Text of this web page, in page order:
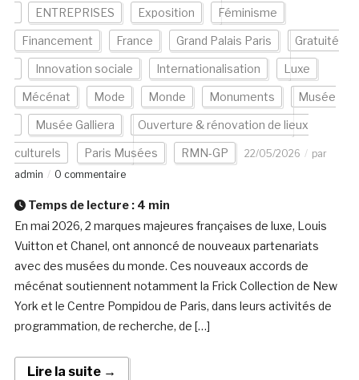
ENTREPRISES Exposition Féminisme
Financement France Grand Palais Paris Gratuité
Innovation sociale Internationalisation Luxe
Mécénat Mode Monde Monuments Musée
Musée Galliera Ouverture & rénovation de lieux
culturels Paris Musées RMN-GP 22/05/2026
par
admin
0 commentaire
Temps de lecture : 4 min
En mai 2026, 2 marques majeures françaises de luxe, Louis
Vuitton et Chanel, ont annoncé de nouveaux partenariats
avec des musées du monde. Ces nouveaux accords de
mécénat soutiennent notamment la Frick Collection de New
York et le Centre Pompidou de Paris, dans leurs activités de
programmation, de recherche, de […]
Lire la suite →